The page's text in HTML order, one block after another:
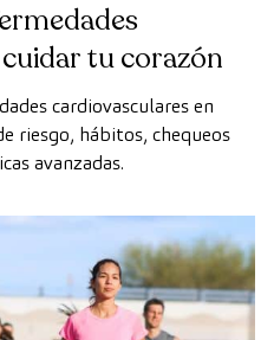
tu corazón
cardiovasculares en
riesgo, hábitos, chequeos
avanzadas.